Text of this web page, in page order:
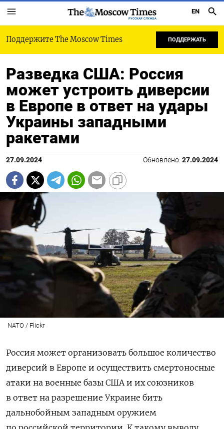
РУССКАЯ СЛУЖБА
EN
Поддержите The Moscow Times ПОДДЕРЖАТЬ
Разведка США: Россия
может устроить диверсии
в Европе в ответ на удары
Украины западными
ракетами
27.09.2024 Обновлено: 27.09.2024
NATO / Flickr
Россия может организовать большое количество
диверсий в Европе и осуществить смертоносные
атаки на военные базы США и их союзников
в ответ на разрешение Украине бить
дальнобойным западным оружием